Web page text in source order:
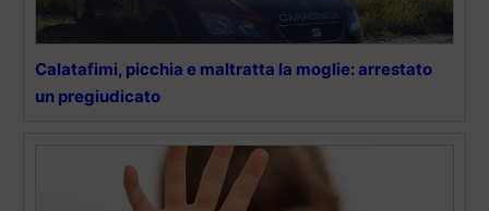
Calatafimi, picchia e maltratta la moglie: arrestato
un pregiudicato